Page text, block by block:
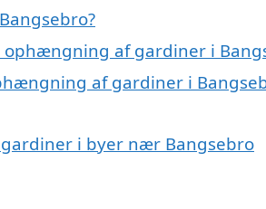
af gardiner i
af gardiner i
i byer nær Bangsebro